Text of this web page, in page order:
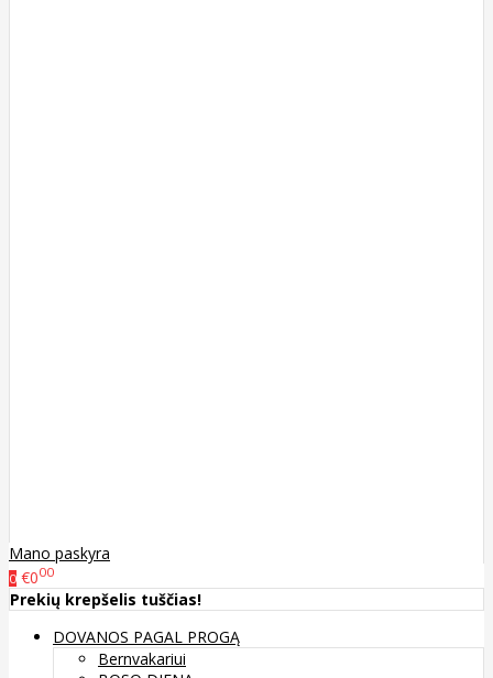
Mano paskyra
0 €000
Prekių krepšelis tuščias!
DOVANOS PAGAL PROGĄ
Bernvakariui